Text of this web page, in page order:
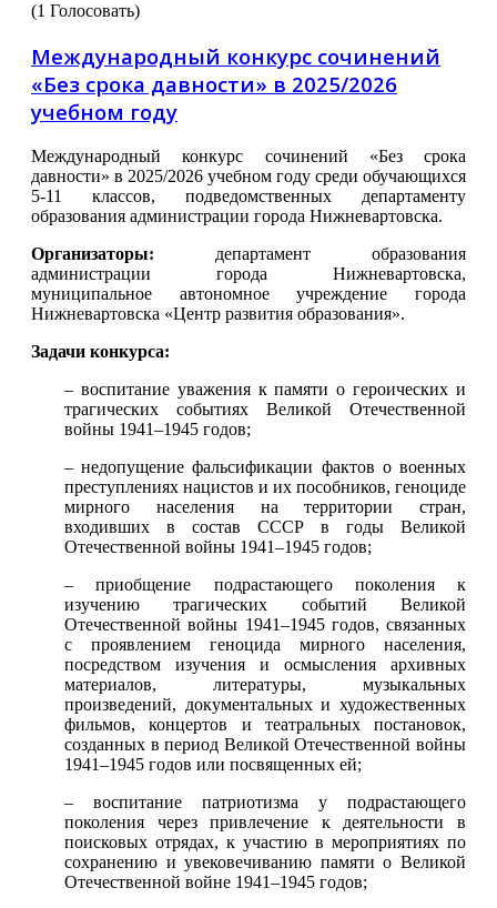
(1 Голосовать)
Международный конкурс сочинений
«Без срока давности» в 2025/2026
учебном году
Международный конкурс сочинений «Без срока
давности» в 2025/2026 учебном году среди обучающихся
5-11 классов, подведомственных департаменту
образования администрации города Нижневартовска.
Организаторы: департамент образования
администрации города Нижневартовска,
муниципальное автономное учреждение города
Нижневартовска «Центр развития образования».
Задачи конкурса:
– воспитание уважения к памяти о героических и
трагических событиях Великой Отечественной
войны 1941–1945 годов;
– недопущение фальсификации фактов о военных
преступлениях нацистов и их пособников, геноциде
мирного населения на территории стран,
входивших в состав СССР в годы Великой
Отечественной войны 1941–1945 годов;
– приобщение подрастающего поколения к
изучению трагических событий Великой
Отечественной войны 1941–1945 годов, связанных
с проявлением геноцида мирного населения,
посредством изучения и осмысления архивных
материалов, литературы, музыкальных
произведений, документальных и художественных
фильмов, концертов и театральных постановок,
созданных в период Великой Отечественной войны
1941–1945 годов или посвященных ей;
– воспитание патриотизма у подрастающего
поколения через привлечение к деятельности в
поисковых отрядах, к участию в мероприятиях по
сохранению и увековечиванию памяти о Великой
Отечественной войне 1941–1945 годов;